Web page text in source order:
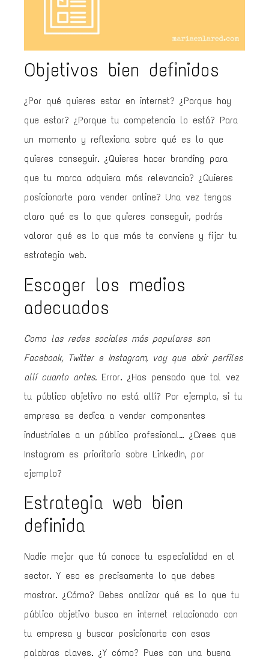
Objetivos bien definidos
¿Por qué quieres estar en internet? ¿Porque hay
que estar? ¿Porque tu competencia lo está? Para
un momento y reflexiona sobre qué es lo que
quieres conseguir. ¿Quieres hacer branding para
que tu marca adquiera más relevancia? ¿Quieres
posicionarte para vender online? Una vez tengas
claro qué es lo que quieres conseguir, podrás
valorar qué es lo que más te conviene y fijar tu
estrategia web.
Escoger los medios
adecuados
Como las redes sociales más populares son
Facebook, Twitter e Instagram, voy que abrir perfiles
allí cuanto antes. Error. ¿Has pensado que tal vez
tu público objetivo no está allí? Por ejemplo, si tu
empresa se dedica a vender componentes
industriales a un público profesional… ¿Crees que
Instagram es prioritario sobre LinkedIn, por
ejemplo?
Estrategia web bien
definida
Nadie mejor que tú conoce tu especialidad en el
sector. Y eso es precisamente lo que debes
mostrar. ¿Cómo? Debes analizar qué es lo que tu
público objetivo busca en internet relacionado con
tu empresa y buscar posicionarte con esas
palabras claves. ¿Y cómo? Pues con una buena